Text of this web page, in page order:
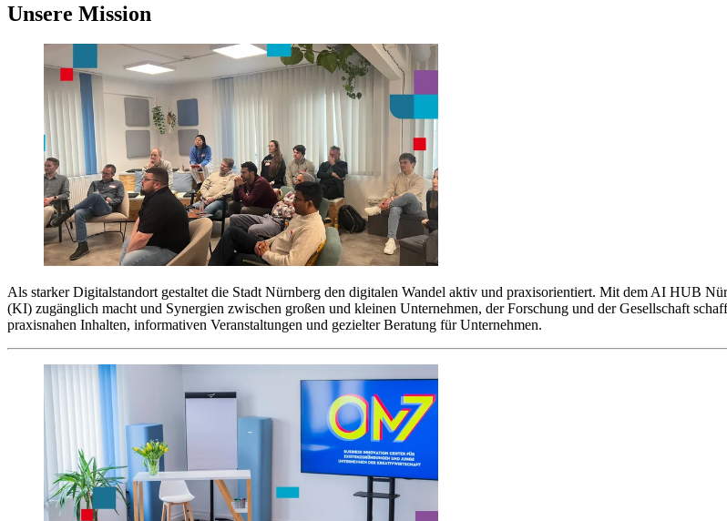
Unsere Mission
Als starker Digitalstandort gestaltet die Stadt Nürnberg den digitalen Wandel aktiv und praxisorientiert. Mit dem AI HUB
(KI) zugänglich macht und Synergien zwischen großen und kleinen Unternehmen, der Forschung und der Gesellschaft
praxisnahen Inhalten, informativen Veranstaltungen und gezielter Beratung für Unternehmen.